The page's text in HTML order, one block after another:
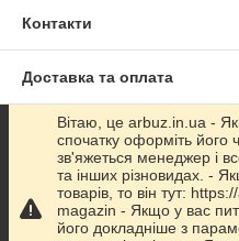
· Miau miau кіс-кіс-кіс;
· He ebay мені мізки;
· Джорджо Армения;
· Луи Моветтон;
· Гуси;
· Прадам;
· Щавель и пр.
Контакти
Доставка та оплата
Графік роботи
Повна версія сайту
Вітаю, це arbuz.in.ua -
спочатку оформіть його
зв'яжеться менеджер і
та інших різновидах. -
товарів, то він тут:
magazin - Якщо у вас
його докладніше з